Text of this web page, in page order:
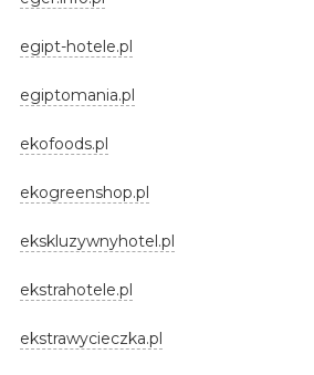
egipt-hotele.pl
egiptomania.pl
ekofoods.pl
ekogreenshop.pl
ekskluzywnyhotel.pl
ekstrahotele.pl
ekstrawycieczka.pl